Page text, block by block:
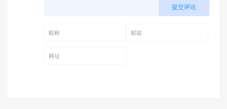
提交评论